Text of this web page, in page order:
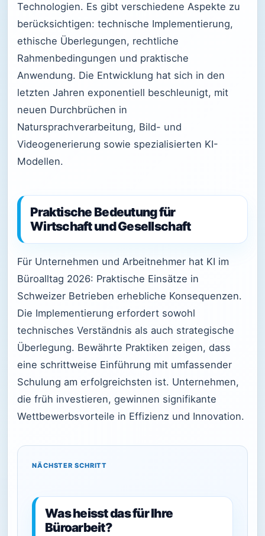
Technologien. Es gibt verschiedene Aspekte zu
berücksichtigen: technische Implementierung,
ethische Überlegungen, rechtliche
Rahmenbedingungen und praktische
Anwendung. Die Entwicklung hat sich in den
letzten Jahren exponentiell beschleunigt, mit
neuen Durchbrüchen in
Natursprachverarbeitung, Bild- und
Videogenerierung sowie spezialisierten KI-
Modellen.
Praktische Bedeutung für
Wirtschaft und Gesellschaft
Für Unternehmen und Arbeitnehmer hat KI im
Büroalltag 2026: Praktische Einsätze in
Schweizer Betrieben erhebliche Konsequenzen.
Die Implementierung erfordert sowohl
technisches Verständnis als auch strategische
Überlegung. Bewährte Praktiken zeigen, dass
eine schrittweise Einführung mit umfassender
Schulung am erfolgreichsten ist. Unternehmen,
die früh investieren, gewinnen signifikante
Wettbewerbsvorteile in Effizienz und Innovation.
NÄCHSTER SCHRITT
Was heisst das für Ihre
Büroarbeit?